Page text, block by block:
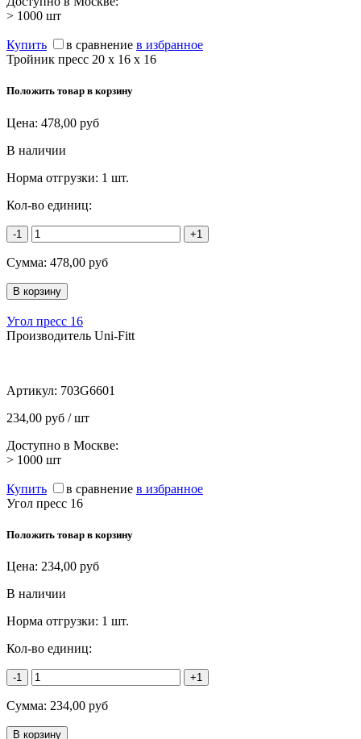
> 1000 шт
Купить в сравнение в избранное
Тройник пресс 20 х 16 х 16
Положить товар в корзину
Цена: 478,00 руб
В наличии
Норма отгрузки: 1 шт.
Кол-во единиц:
-1 +1
Сумма: 478,00 руб
Угол пресс 16
Производитель Uni-Fitt
Артикул: 703G6601
234,00 руб / шт
Доступно в Москве:
> 1000 шт
Купить в сравнение в избранное
Угол пресс 16
Положить товар в корзину
Цена: 234,00 руб
В наличии
Норма отгрузки: 1 шт.
Кол-во единиц:
-1 +1
Сумма: 234,00 руб